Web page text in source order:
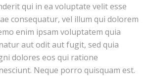
qui in ea voluptate velit esse
consequatur, vel illum qui dolorem
enim ipsam voluptatem quia
aut odit aut fugit, sed quia
dolores eos qui ratione
Neque porro quisquam est.